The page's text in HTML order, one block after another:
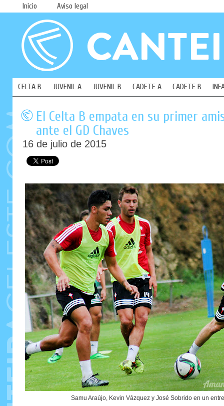
Inicio Aviso legal
CELTA B JUVENIL A JUVENIL B CADETE A CADETE B
El Celta B empata en su primer
ante el GD Chaves
16 de julio de 2015
Samu Araújo, Kevin Vázquez y José Sobrido en un